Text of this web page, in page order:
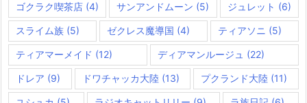
ゴクラク喫茶店 (4) サンアンドムーン (5) ジュレット (6)
スライム族 (5) ゼクレス魔導国 (4) ティアソニ (5)
ティアマーメイド (12) ディアマンルージュ (22)
ドレア (9) ドワチャッカ大陸(13) プクランド大陸 (11)